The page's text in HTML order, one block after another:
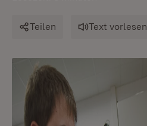
Teilen Text vorlesen